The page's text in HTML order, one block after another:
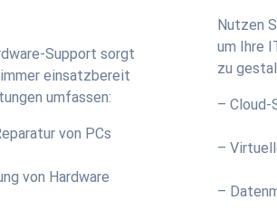
Support sorgt
einsatzbereit
umfassen:
von PCs
von Hardware
Nutzen
um Ihre
zu
– Cloud-
–
–